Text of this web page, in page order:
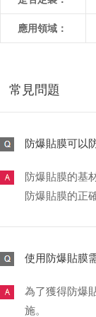
應用領域：
常見問題
防爆貼膜可以防
防爆貼膜的基
防爆貼膜的正確理
使用防爆貼膜需
為了獲得防爆貼
施。